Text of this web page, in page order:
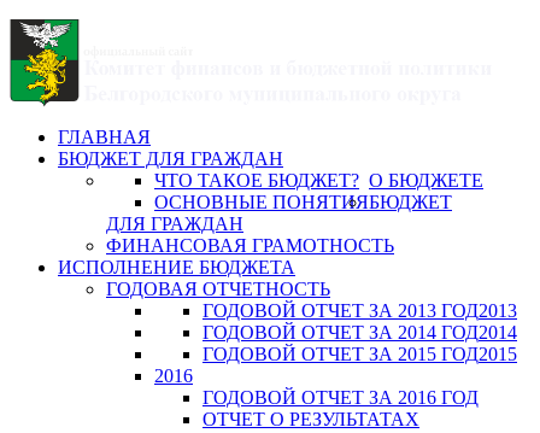
ГЛАВНАЯ
БЮДЖЕТ ДЛЯ ГРАЖДАН
О БЮДЖЕТЕ
ЧТО ТАКОЕ БЮДЖЕТ?
ОСНОВНЫЕ ПОНЯТИЯБЮДЖЕТ
ДЛЯ ГРАЖДАН
ФИНАНСОВАЯ ГРАМОТНОСТЬ
ИСПОЛНЕНИЕ БЮДЖЕТА
ГОДОВАЯ ОТЧЕТНОСТЬ
2013
ГОДОВОЙ ОТЧЕТ ЗА 2013 ГОД
2014
ГОДОВОЙ ОТЧЕТ ЗА 2014 ГОД
2015
ГОДОВОЙ ОТЧЕТ ЗА 2015 ГОД
2016
ГОДОВОЙ ОТЧЕТ ЗА 2016 ГОД
ОТЧЕТ О РЕЗУЛЬТАТАХ